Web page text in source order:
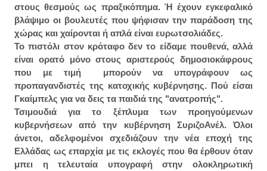
στους θεσμούς ως πραξικόπημα. Ή έχουν εγκεφαλικό
βλάψιμο οι βουλευτές που ψήφισαν την παράδοση της
χώρας και χαίρονται ή απλά είναι ευρωτσολιάδες.
Το πιστόλι στον κρόταφο δεν το είδαμε πουθενά, αλλά
είναι ορατό μόνο στους αριστερούς δημοσιοκάφρους
που με τιμή μπορούν να υπογράφουν ως
προπαγανδιστές της κατοχικής κυβέρνησης. Πού είσαι
Γκαίμπελς για να δεις τα παιδιά της "ανατροπής".
Τσιμουδιά για το ξέπλυμα των προηγούμενων
κυβερνήσεων από την κυβέρνηση ΣυριζοΑνέλ. Όλοι
άνετοι, αδελφομένοι σχεδιάζουν την νέα εποχή της
Ελλάδας ως επαρχία με τις εκλογές που θα έρθουν όταν
μπει η τελευταία υπογραφή στην ολοκληρωτική